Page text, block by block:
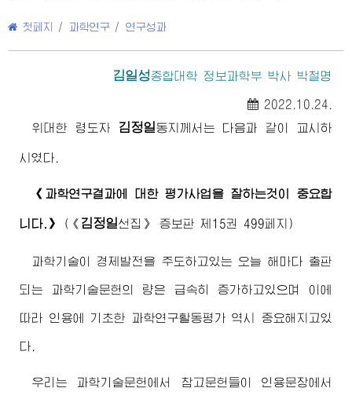
첫페지 / 과학연구 / 연구성과
김일성종합대학 정보과학부 박사 박철명
2022.10.24.
위대한
령도자 김정일동지께서 는 다음과 같이 교시하
시였다.
《과학연구결과에 대한 평가사업을 잘하는것이 중요합
니다.》 ( 《 김정일선집》 증보판 제15권 499페지)
과학기술이 경제발전을 주도하고있는 오늘 해마다 출판
되는 과학기술문헌의 량은 급속히 증가하고있으며 이에
따라 인용에 기초한 과학연구활동평가 역시 중요해지고있
다.
우리는 과학기술문헌에서 참고문헌들이 인용문장에서